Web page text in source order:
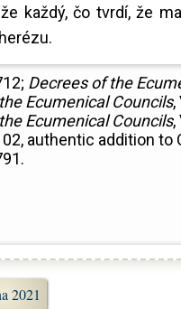
každý, čo tvrdí, že
Decrees of the
Ecumenical Councils,
Ecumenical Councils,
authentic addition to
2021